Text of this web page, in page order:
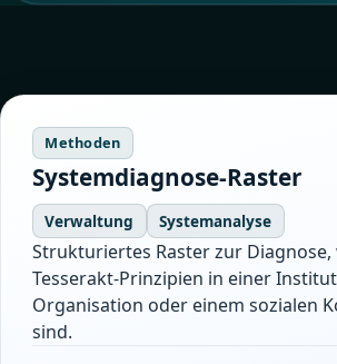
Methoden
Systemdiagnose-Raster
Verwaltung Systemanalyse
Strukturiertes Raster zur Diagnose,
Tesserakt-Prinzipien in einer
Organisation oder einem sozialen
sind.